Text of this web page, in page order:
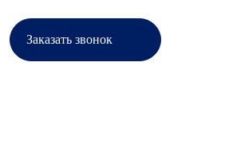
Заказать звонок